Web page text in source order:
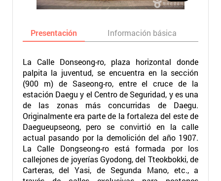
Presentación Información básica
La Calle Donseong-ro, plaza horizontal donde
palpita la juventud, se encuentra en la sección
(900 m) de Saseong-ro, entre el cruce de la
estación Daegu y el Centro de Seguridad, y es una
de las zonas más concurridas de Daegu.
Originalmente era parte de la fortaleza del este de
Daegueupseong, pero se convirtió en la calle
actual pasando por la demolición del año 1907.
La Calle Dongseong-ro está formada por los
callejones de joyerías Gyodong, del Tteokbokki, de
Carteras, del Yasi, de Segunda Mano, etc., a